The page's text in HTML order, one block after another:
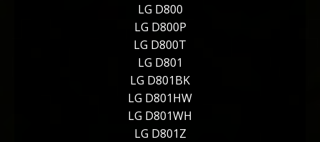
LG D800
LG D800P
LG D800T
LG D801
LG D801BK
LG D801HW
LG D801WH
LG D801Z